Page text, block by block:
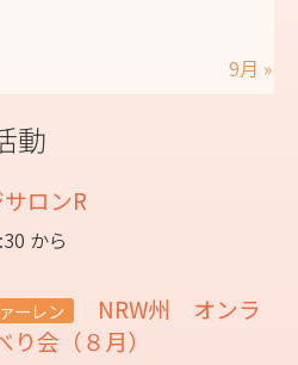
9月 »
動
ロンR
から
ーレン
NRW州 オンラ
会（８月）